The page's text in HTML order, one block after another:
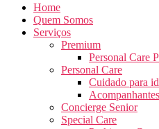
Home
Quem Somos
Serviços
Premium
Personal Care
Personal Care
Cuidado para
Concierge Senior
Special Care